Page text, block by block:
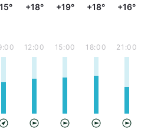
+18° +19° +18° +16°
12:00 15:00 18:00 21:00